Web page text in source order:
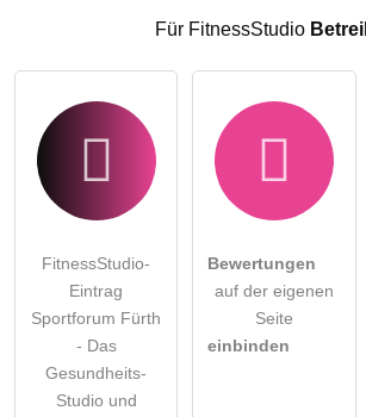
Für FitnessStudio
FitnessStudio-
Eintrag
Sportforum Fürth
- Das
Gesundheits-
Studio und
Bewertungen
auf der eigenen
Seite
einbinden